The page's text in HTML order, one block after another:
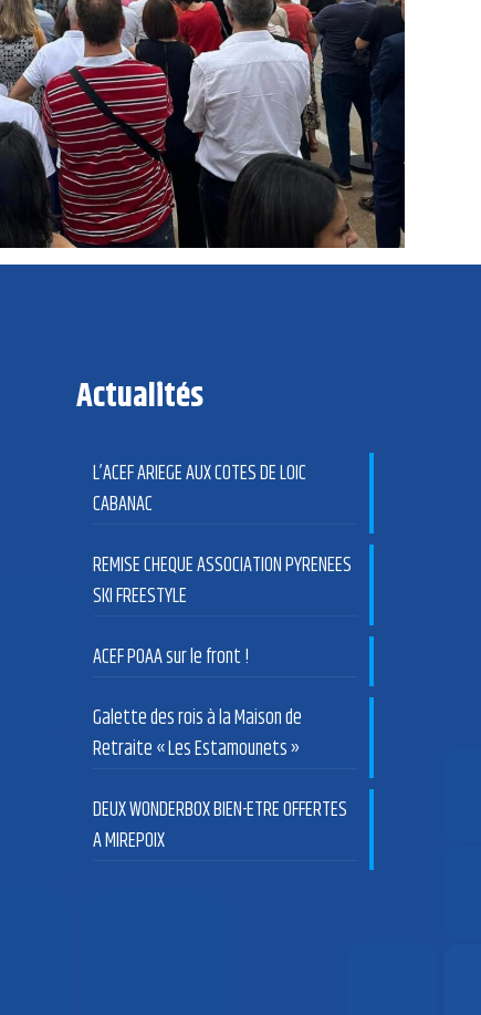
Actualités
L’ACEF ARIEGE AUX COTES DE LOIC
CABANAC
REMISE CHEQUE ASSOCIATION PYRENEES
SKI FREESTYLE
ACEF POAA sur le front !
Galette des rois à la Maison de
Retraite « Les Estamounets »
DEUX WONDERBOX BIEN-ETRE OFFERTES
A MIREPOIX